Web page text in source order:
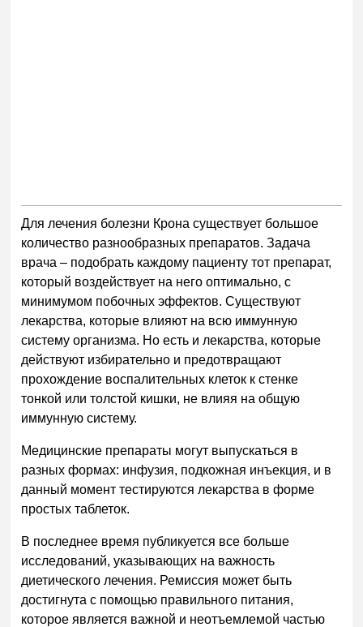
Для лечения болезни Крона существует большое
количество разнообразных препаратов. Задача
врача – подобрать каждому пациенту тот препарат,
который воздействует на него оптимально, с
минимумом побочных эффектов. Существуют
лекарства, которые влияют на всю иммунную
систему организма. Но есть и лекарства, которые
действуют избирательно и предотвращают
прохождение воспалительных клеток к стенке
тонкой или толстой кишки, не влияя на общую
иммунную систему.
Медицинские препараты могут выпускаться в
разных формах: инфузия, подкожная инъекция, и в
данный момент тестируются лекарства в форме
простых таблеток.
В последнее время публикуется все больше
исследований, указывающих на важность
диетического лечения. Ремиссия может быть
достигнута с помощью правильного питания,
которое является важной и неотъемлемой частью